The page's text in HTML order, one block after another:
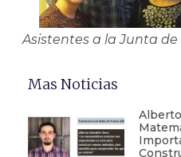
Asistentes a la Junta
Mas Noticias
Alberto